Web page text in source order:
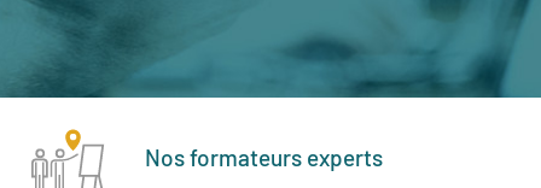
Nos formateurs experts